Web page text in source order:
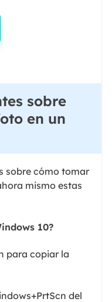
sobre
en un
sobre cómo tomar
mismo estas
10?
para copiar la
del